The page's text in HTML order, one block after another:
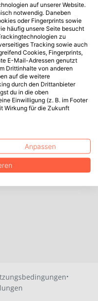
·
auf unserer Website.
notwendig. Daneben
oder Fingerprints sowie
häufig unsere Seite besucht
zu
Tracking sowie auch
Cookies, Fingerprints,
E-Mail-Adressen genutzt
Drittinhalte von anderen
auf die weitere
durch den Drittanbieter
du in die oben
Einwilligung (z. B. im Footer
Wirkung für die Zukunft
Anpassen